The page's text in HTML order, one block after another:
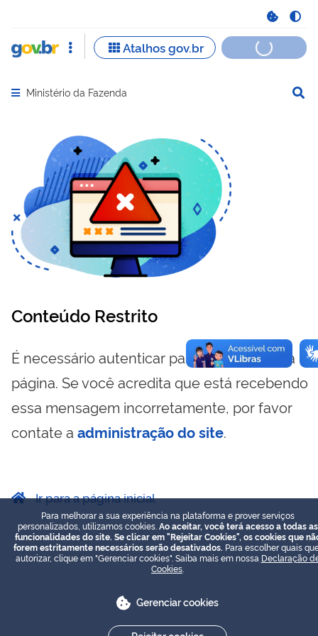
Abrir menu principal de navegação
Ministério da Fazenda
Conteúdo Restrito
É necessário autenticar para visualizar essa
página. Se você acredita que está recebendo
essa mensagem incorretamente, por favor
contate a administração do site.
Ir para a página inicial
Para melhorar a sua experiência na plataforma e prover serviços
personalizados, utilizamos cookies. Ao aceitar, você terá acesso a todas as
funcionalidades do site. Se clicar em "Rejeitar Cookies", os cookies que
forem estritamente necessários serão desativados. Para escolher quais
autorizar, clique em "Gerenciar cookies". Saiba mais em nossa Declaração
Cookies
Gerenciar cookies